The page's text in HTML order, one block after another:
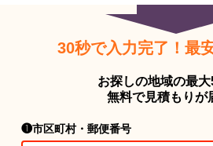
30秒で入力完了！最
お探しの地域の最大
無料で見積もりが
❶市区町村・郵便番号